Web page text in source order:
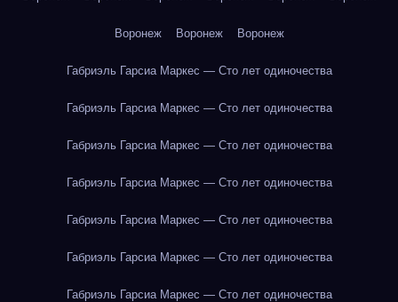
Воронеж Воронеж Воронеж
Габриэль Гарсиа Маркес — Сто лет одиночества
Габриэль Гарсиа Маркес — Сто лет одиночества
Габриэль Гарсиа Маркес — Сто лет одиночества
Габриэль Гарсиа Маркес — Сто лет одиночества
Габриэль Гарсиа Маркес — Сто лет одиночества
Габриэль Гарсиа Маркес — Сто лет одиночества
Габриэль Гарсиа Маркес — Сто лет одиночества